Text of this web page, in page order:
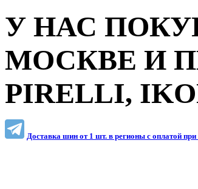
У НАС
МОСКВЕ И
PIRELLI,
Доставка шин от 1 шт. в регионы c оплатой при